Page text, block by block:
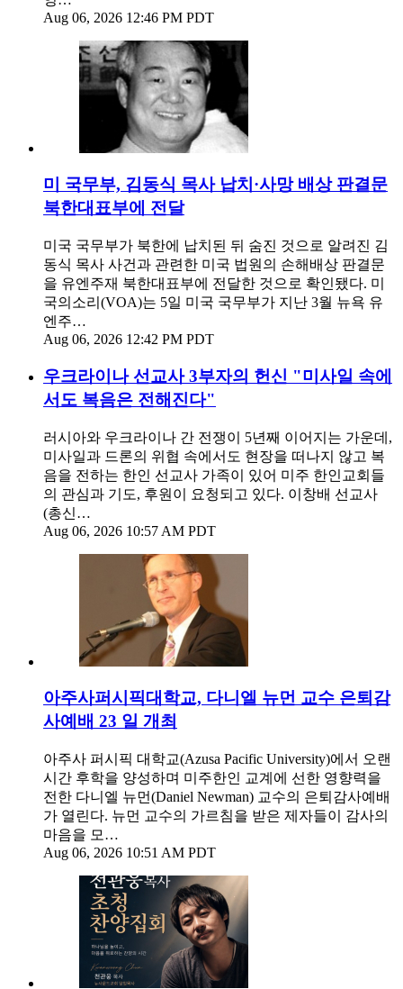
Aug 06, 2026 12:46 PM PDT
미 국무부, 김동식 목사 납치·사망 배상 판결문
북한대표부에 전달
미국 국무부가 북한에 납치된 뒤 숨진 것으로 알려진 김
동식 목사 사건과 관련한 미국 법원의 손해배상 판결문
을 유엔주재 북한대표부에 전달한 것으로 확인됐다. 미
국의소리(VOA)는 5일 미국 국무부가 지난 3월 뉴욕 유
엔주…
Aug 06, 2026 12:42 PM PDT
우크라이나 선교사 3부자의 헌신 "미사일 속에
서도 복음은 전해진다"
러시아와 우크라이나 간 전쟁이 5년째 이어지는 가운데,
미사일과 드론의 위협 속에서도 현장을 떠나지 않고 복
음을 전하는 한인 선교사 가족이 있어 미주 한인교회들
의 관심과 기도, 후원이 요청되고 있다. 이창배 선교사
(총신…
Aug 06, 2026 10:57 AM PDT
아주사퍼시픽대학교, 다니엘 뉴먼 교수 은퇴감
사예배 23 일 개최
아주사 퍼시픽 대학교(Azusa Pacific University)에서 오랜
시간 후학을 양성하며 미주한인 교계에 선한 영향력을
전한 다니엘 뉴먼(Daniel Newman) 교수의 은퇴감사예배
가 열린다. 뉴먼 교수의 가르침을 받은 제자들이 감사의
마음을 모…
Aug 06, 2026 10:51 AM PDT